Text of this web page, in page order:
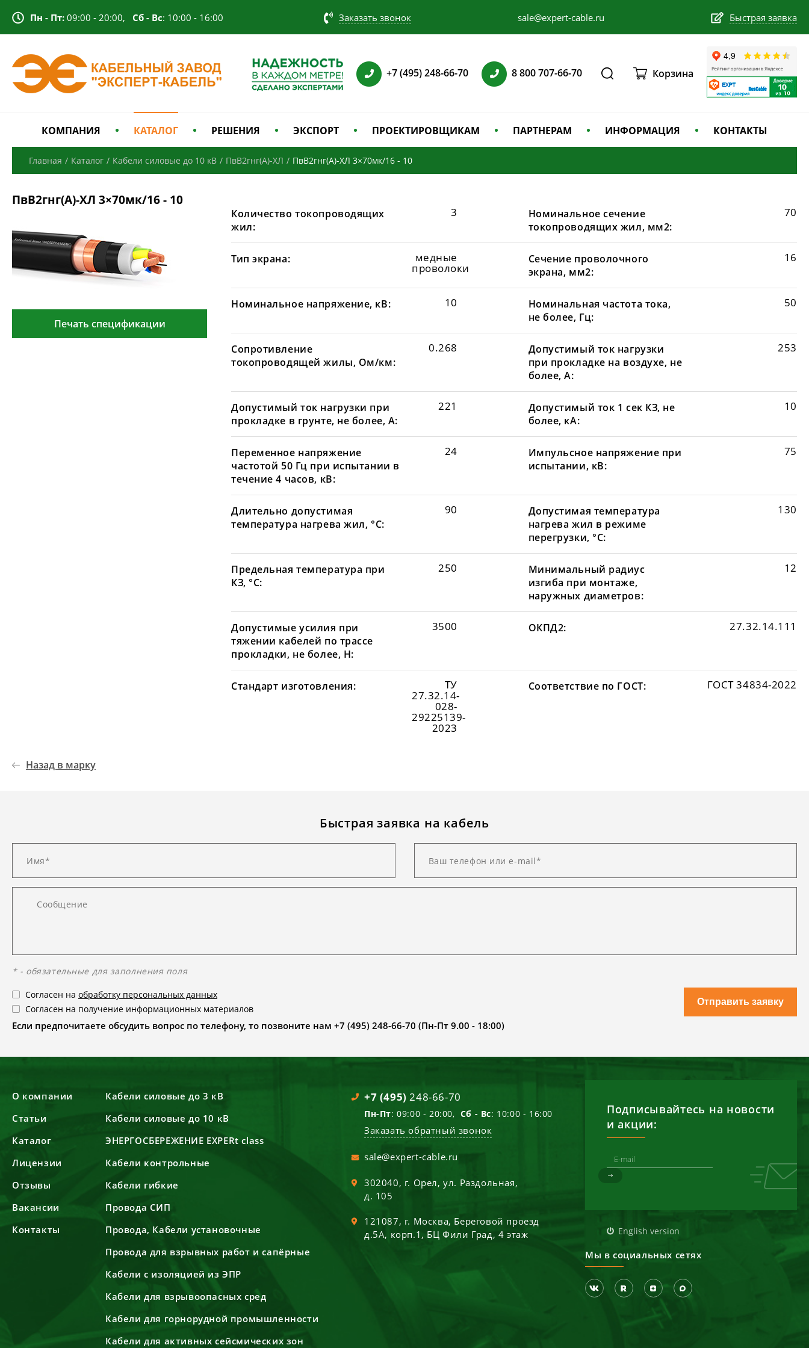
Пн - Пт: 09:00 - 20:00, Сб - Вс: 10:00 - 16:00 Заказать звонок sale@expert-cable.ru Быстрая заявка
+7 (495) 248-66-70 8 800 707-66-70 Корзина
КОМПАНИЯ КАТАЛОГ РЕШЕНИЯ ЭКСПОРТ ПРОЕКТИРОВЩИКАМ ПАРТНЕРАМ ИНФОРМАЦИЯ КОНТАКТЫ
Главная / Каталог / Кабели силовые до 10 кВ / ПвВ2гнг(А)-ХЛ / ПвВ2гнг(А)-ХЛ 3×70мк/16 - 10
ПвВ2гнг(А)-ХЛ 3×70мк/16 - 10
Печать спецификации
Количество токопроводящих
жил:
3
Номинальное сечение
токопроводящих жил, мм2:
70
Тип экрана: медные
проволоки
Сечение проволочного
экрана, мм2:
16
Номинальное напряжение, кВ: 10
Номинальная частота тока,
не более, Гц:
50
Сопротивление
токопроводящей жилы, Ом/км:
0.268
Допустимый ток нагрузки
при прокладке на воздухе, не
более, А:
253
Допустимый ток нагрузки при
прокладке в грунте, не более, А:
221
Допустимый ток 1 сек КЗ, не
более, кА:
10
Переменное напряжение
частотой 50 Гц при испытании в
течение 4 часов, кВ:
24
Импульсное напряжение при
испытании, кВ:
75
Длительно допустимая
температура нагрева жил, °С:
90
Допустимая температура
нагрева жил в режиме
перегрузки, °С:
130
Предельная температура при
КЗ, °С:
250
Минимальный радиус
изгиба при монтаже,
наружных диаметров:
12
Допустимые усилия при
тяжении кабелей по трассе
прокладки, не более, Н:
3500 ОКПД2: 27.32.14.111
Стандарт изготовления: ТУ
27.32.14-
028-
29225139-
2023
Соответствие по ГОСТ: ГОСТ 34834-2022
Назад в марку
Быстрая заявка на кабель
* - обязательные для заполнения поля
Согласен на обработку персональных данных
Согласен на получение информационных материалов
Если предпочитаете обсудить вопрос по телефону, то позвоните нам +7 (495) 248-66-70 (Пн-Пт 9.00 - 18:00)
Отправить заявку
О компании
Статьи
Каталог
Лицензии
Отзывы
Вакансии
Контакты
Кабели силовые до 3 кВ
Кабели силовые до 10 кВ
ЭНЕРГОСБЕРЕЖЕНИЕ EXPERt class
Кабели контрольные
Кабели гибкие
Провода СИП
Провода, Кабели установочные
Провода для взрывных работ и сапёрные
Кабели с изоляцией из ЭПР
Кабели для взрывоопасных сред
Кабели для горнорудной промышленности
Кабели для активных сейсмических зон
+7 (495) 248-66-70
Пн-Пт: 09:00 - 20:00, Сб - Вс: 10:00 - 16:00
Заказать обратный звонок
sale@expert-cable.ru
302040, г. Орел,ул. Раздольная,
д. 105
121087, г. Москва, Береговой проезд
д.5А, корп.1, БЦ Фили Град, 4 этаж
Подписывайтесь на новости
и акции:
English version
Мы в социальных сетях